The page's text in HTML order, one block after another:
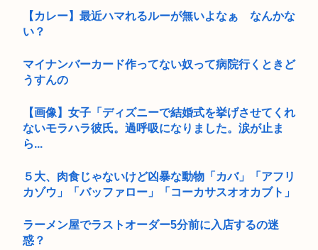
【カレー】最近ハマれるルーが無いよなぁ なんかな
い？
マイナンバーカード作ってない奴って病院行くときど
うすんの
【画像】女子「ディズニーで結婚式を挙げさせてくれ
ないモラハラ彼氏。過呼吸になりました。涙が止ま
ら...
５大、肉食じゃないけど凶暴な動物「カバ」「アフリ
カゾウ」「バッファロー」「コーカサスオオカブト」
ラーメン屋でラストオーダー5分前に入店するの迷
惑？